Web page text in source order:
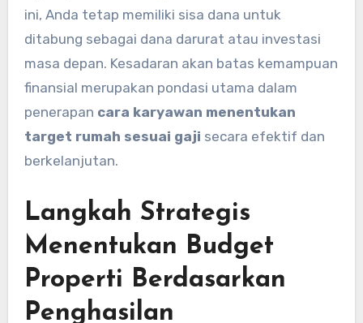
ini, Anda tetap memiliki sisa dana untuk
ditabung sebagai dana darurat atau investasi
masa depan. Kesadaran akan batas kemampuan
finansial merupakan pondasi utama dalam
penerapan cara karyawan menentukan
target rumah sesuai gaji secara efektif dan
berkelanjutan.
Langkah Strategis
Menentukan Budget
Properti Berdasarkan
Penghasilan